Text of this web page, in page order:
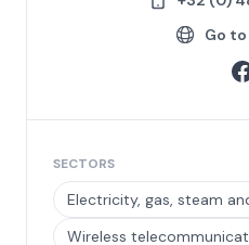
Go
SECTORS
Wireless